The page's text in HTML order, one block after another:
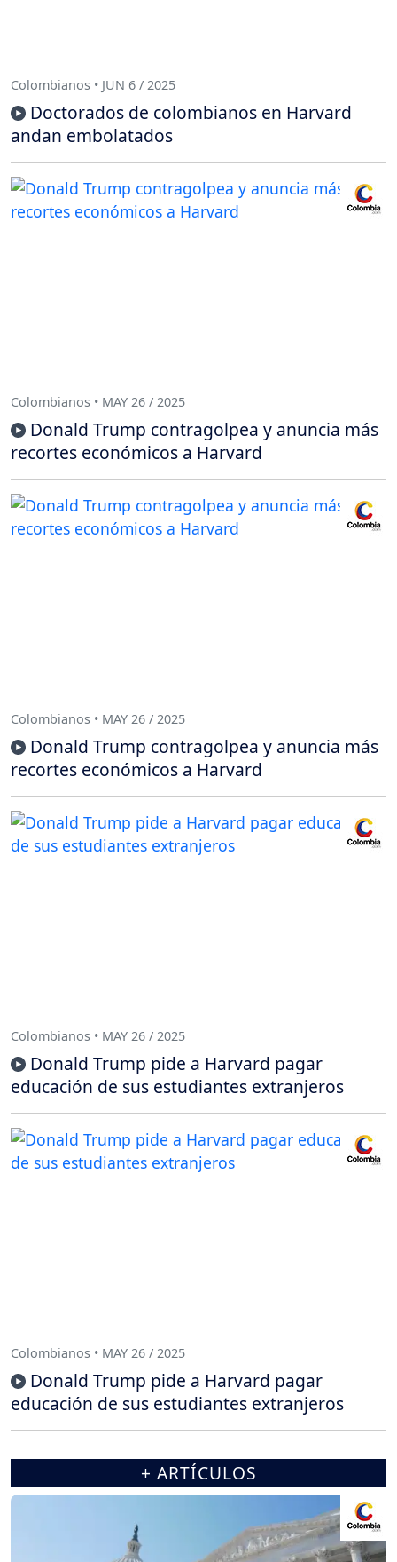
Colombianos • JUN 6 / 2025
Doctorados de colombianos en Harvard
andan embolatados
Colombianos • MAY 26 / 2025
Donald Trump contragolpea y anuncia más
recortes económicos a Harvard
Colombianos • MAY 26 / 2025
Donald Trump contragolpea y anuncia más
recortes económicos a Harvard
Colombianos • MAY 26 / 2025
Donald Trump pide a Harvard pagar
educación de sus estudiantes extranjeros
Colombianos • MAY 26 / 2025
Donald Trump pide a Harvard pagar
educación de sus estudiantes extranjeros
+ ARTÍCULOS